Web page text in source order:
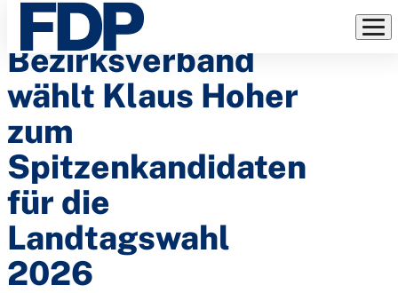
Direkt
Inhalt
FDP
Bezirksverband
wählt Klaus Hoher
zum
Spitzenkandidaten
für die
Landtagswahl
2026